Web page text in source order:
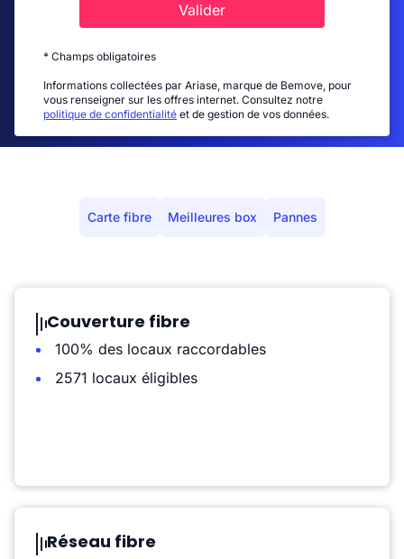
Valider
* Champs obligatoires
Informations collectées par Ariase, marque de Bemove, pour
vous renseigner sur les offres internet. Consultez notre
politique de confidentialité et de gestion de vos données.
Carte fibre Meilleures box Pannes
Couverture fibre
100% des locaux raccordables
2571 locaux éligibles
Réseau fibre